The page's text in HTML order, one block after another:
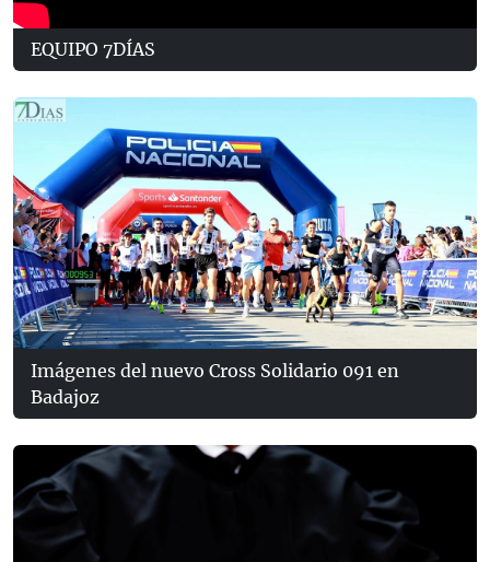
EQUIPO 7DÍAS
Imágenes del nuevo Cross Solidario 091 en
Badajoz